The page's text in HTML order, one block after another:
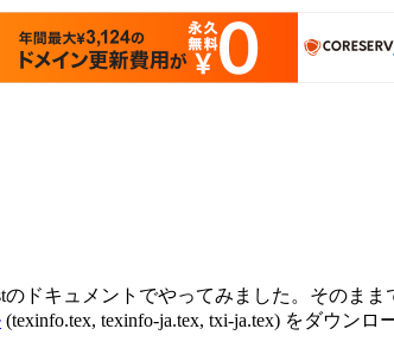
のドキュメントでやってみました。そのま
(texinfo.tex, texinfo-ja.tex, txi-ja.tex) をダウンロ